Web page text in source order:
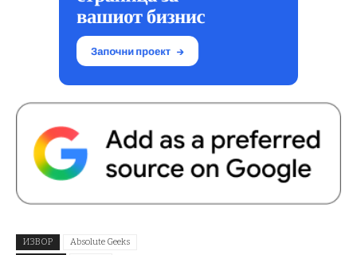
ИЗВОР
Absolute Geeks